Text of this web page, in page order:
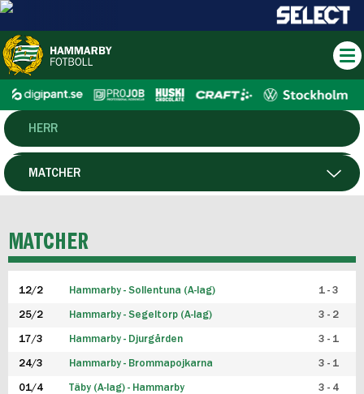
HERR
DAM
P19
F19
FUTSAL HERR
FUTSAL DAM
MATCHER
MATCHER
12/2 Hammarby - Sollentuna (A-lag) 1 - 3
25/2 Hammarby - Segeltorp (A-lag) 3 - 2
17/3 Hammarby - Djurgården 3 - 1
24/3 Hammarby - Brommapojkarna 3 - 1
01/4 Täby (A-lag) - Hammarby 3 - 4